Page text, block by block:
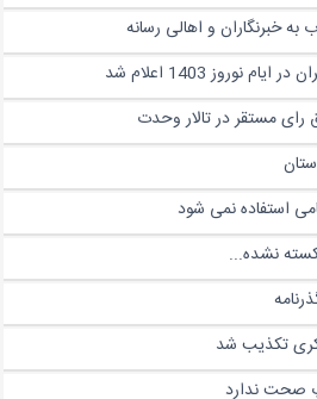
خبرنگاران و اهالی رسانه
1403 اعلام شد
مستقر در تالار وحدت
استفاده نمی شود
نشده...
تکذیب شد
صحت ندارد